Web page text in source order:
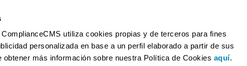
utiliza cookies propias y de terceros para fines
personalizada en base a un perfil elaborado a partir de sus
obtener más información sobre nuestra Política de Cookies aquí.
Halter Compliance, S.L.Mismo NIF y datos fiscales de